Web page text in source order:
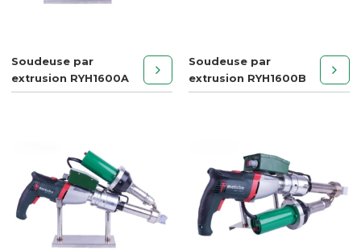
Soudeuse par
extrusion RYH1600A
Soudeuse par
extrusion RYH1600B